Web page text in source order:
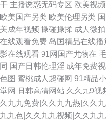
干 主播诱惑无码专区 欧美视
欧美国产另类 欧美伦理另类
美成年视频 操碰操揉 成人微
在线观看免费 岛国精品在线播
影在线观看 91网国产尤物在
同 国产日韩伦理淫 成年免费
色图 蜜桃成人超碰网 91精品
堂网 日韩高清网站 久久九9视
久九九免费|久久九九热|久久
九九色|久久九九视频|久久九